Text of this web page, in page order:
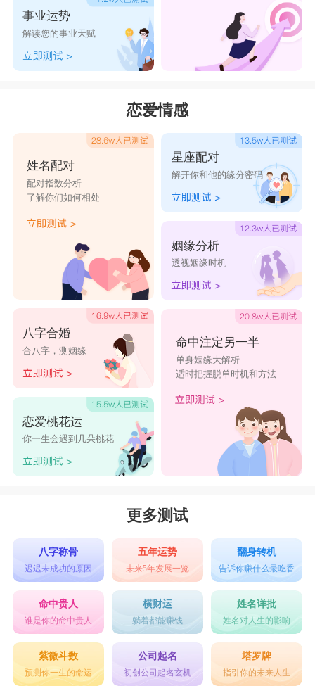
事业运势
解读您的事业天赋
恋爱情感
姓名配对
配对指数分析
了解你们如何相处
八字合婚
合八字，测姻缘
恋爱桃花运
你一生会遇到几朵桃花
星座配对
解开你和他的缘分密码
姻缘分析
透视姻缘时机
命中注定另一半
单身姻缘大解析
适时把握脱单时机和方法
更多测试
八字称骨
迟迟未成功的原因
五年运势
未来5年发展一览
翻身转机
告诉你赚什么最吃香
命中贵人
谁是你的命中贵人
横财运
躺着都能赚钱
姓名详批
姓名对人生的影响
紫微斗数
预测你一生的命运
公司起名
初创公司起名玄机
塔罗牌
指引你的未来人生